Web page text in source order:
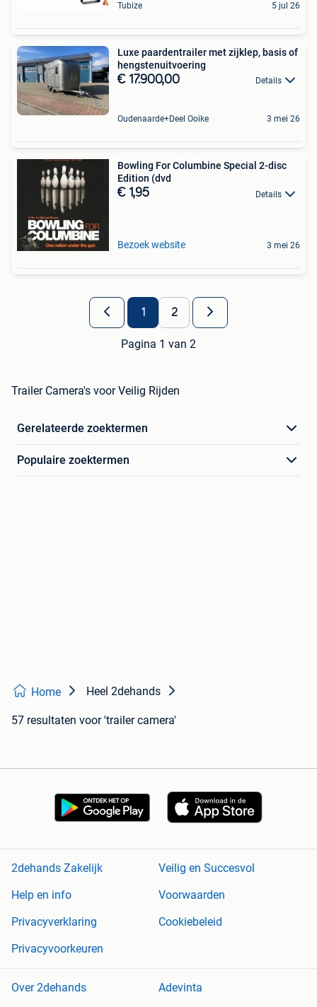
Tubize 5 jul 26
Luxe paardentrailer met zijklep, basis of
hengstenuitvoering
€ 17.900,00 Details
Oudenaarde+Deel Ooike 3 mei 26
Bowling For Columbine Special 2-disc
Edition (dvd
€ 1,95 Details
Bezoek website 3 mei 26
1 2
Pagina 1 van 2
Trailer Camera's voor Veilig Rijden
Gerelateerde zoektermen
Populaire zoektermen
Home Heel 2dehands
57 resultaten voor 'trailer camera'
2dehands Zakelijk
Veilig en Succesvol
Help en info
Voorwaarden
Privacyverklaring
Cookiebeleid
Privacyvoorkeuren
Over 2dehands Adevinta